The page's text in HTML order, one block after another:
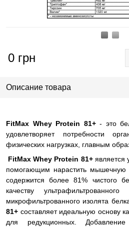
0 грн
Описание товара
FitMax Whey Protein 81+ - это
удовлетворяет потребности
физических нагрузках, главным
FitMax Whey Protein 81+является
помогающим нарастить мышечную
содержится более 81% чистого
качеству
микрофильтрованного изолята
81+ составляет идеальную основу
для редукционных.